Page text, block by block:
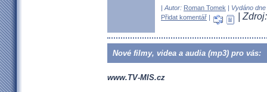
| Autor: Roman Tomek | Vydáno
Přidat komentář | |
Nové filmy, videa a audia (mp3) pro vás:
www.TV-MIS.cz